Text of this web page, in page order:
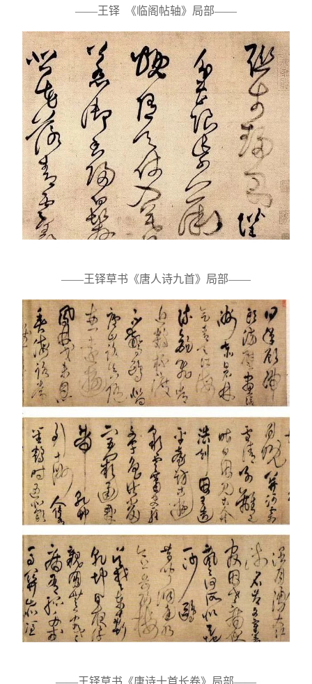
——王铎 《临阁帖轴》局部——
——王铎草书《唐人诗九首》局部——
——王铎草书《唐诗十首长卷》局部——